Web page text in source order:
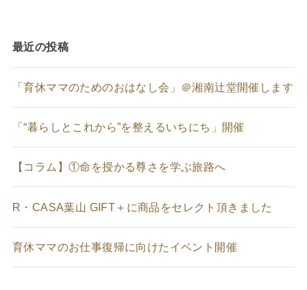
最近の投稿
「育休ママのためのおはなし会」＠湘南辻堂開催します
「“暮らしとこれから”を整えるいちにち」開催
【コラム】①命を授かる尊さを学ぶ旅路へ
R・CASA葉山 GIFT＋に商品をセレクト頂きました
育休ママのお仕事復帰に向けたイベント開催